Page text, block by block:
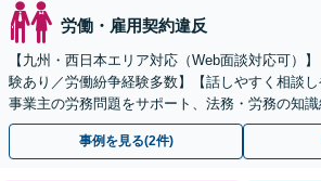
労働・雇用契約違反
【九州・西日本エリア対応（Web面談対応可）
験あり／労働紛争経験多数】【話しやすく相談
事業主の労務問題をサポート、法務・労務の知
側から御社の労働問題解決に尽力します。
事例を見る(2件)